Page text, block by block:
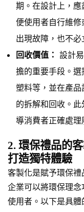
期。在設計上，
便使用者自行維
出現故障，也不
回收價值： 設計
擔的重要手段。
塑料等，並在產
的拆解和回收。此
導消費者正確處理
2. 環保禮品的
打造獨特體驗
客製化是賦予環保禮
企業可以將環保理
使用者。以下是具體